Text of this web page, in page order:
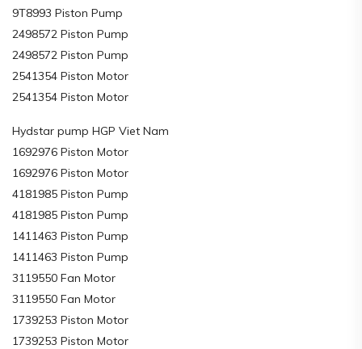
9T8993 Piston Pump
2498572 Piston Pump
2498572 Piston Pump
2541354 Piston Motor
2541354 Piston Motor
Hydstar pump HGP Viet Nam
1692976 Piston Motor
1692976 Piston Motor
4181985 Piston Pump
4181985 Piston Pump
1411463 Piston Pump
1411463 Piston Pump
3119550 Fan Motor
3119550 Fan Motor
1739253 Piston Motor
1739253 Piston Motor